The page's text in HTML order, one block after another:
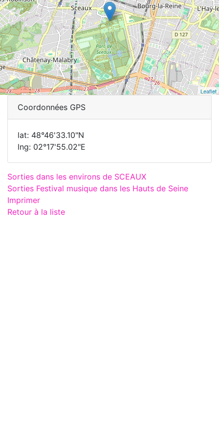
Leaflet
Coordonnées GPS
lat: 48°46'33.10"N
lng: 02°17'55.02"E
Sorties dans les environs de SCEAUX
Sorties Festival musique dans les Hauts de Seine
Imprimer
Retour à la liste